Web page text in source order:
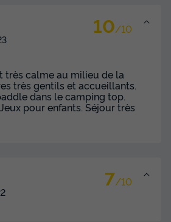
10/10
très calme au milieu de la
très gentils et accueillants.
dans le camping top.
pour enfants. Séjour très
7/10